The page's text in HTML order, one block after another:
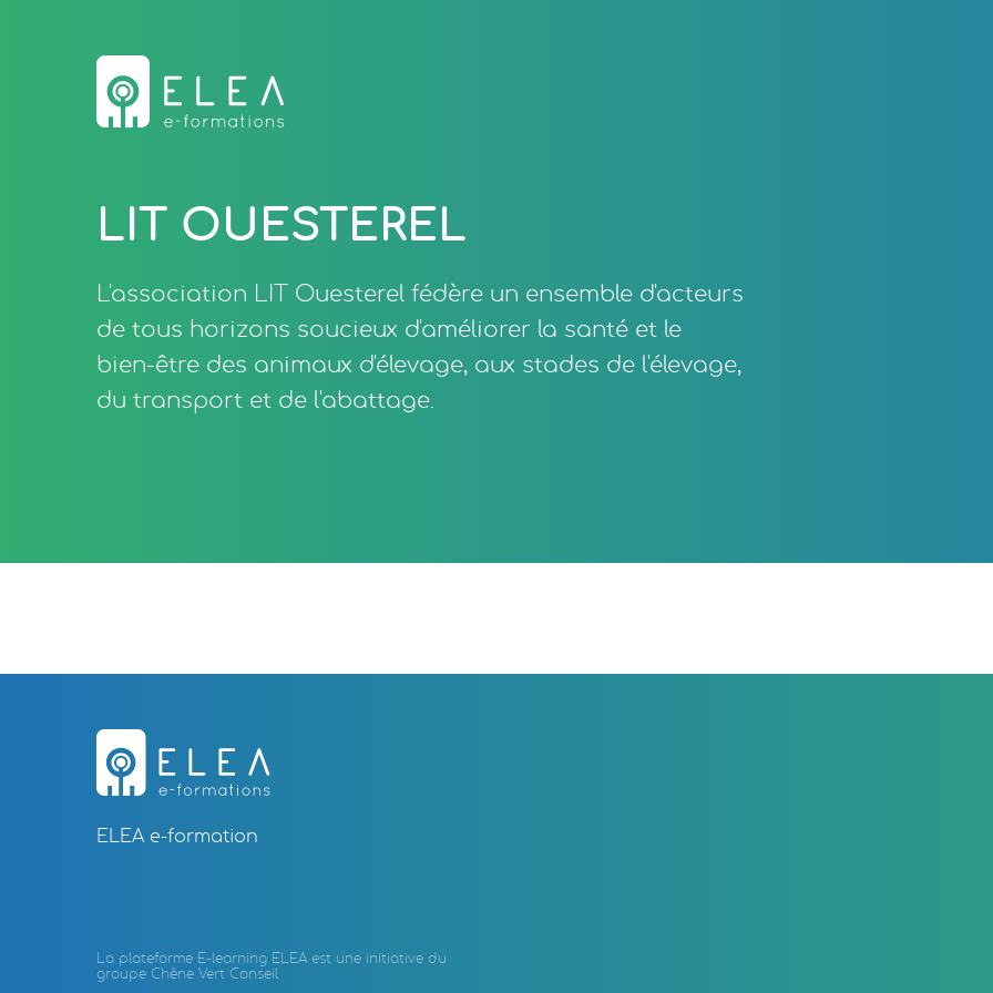
LIT OUESTEREL
L'association LIT Ouesterel fédère un ensemble d'acteurs
de tous horizons soucieux d'améliorer la santé et le
bien-être des animaux d'élevage, aux stades de l'élevage,
du transport et de l'abattage.
ELEA e-formation
La plateforme E-learning ELEA est une initiative du
groupe Chêne Vert Conseil